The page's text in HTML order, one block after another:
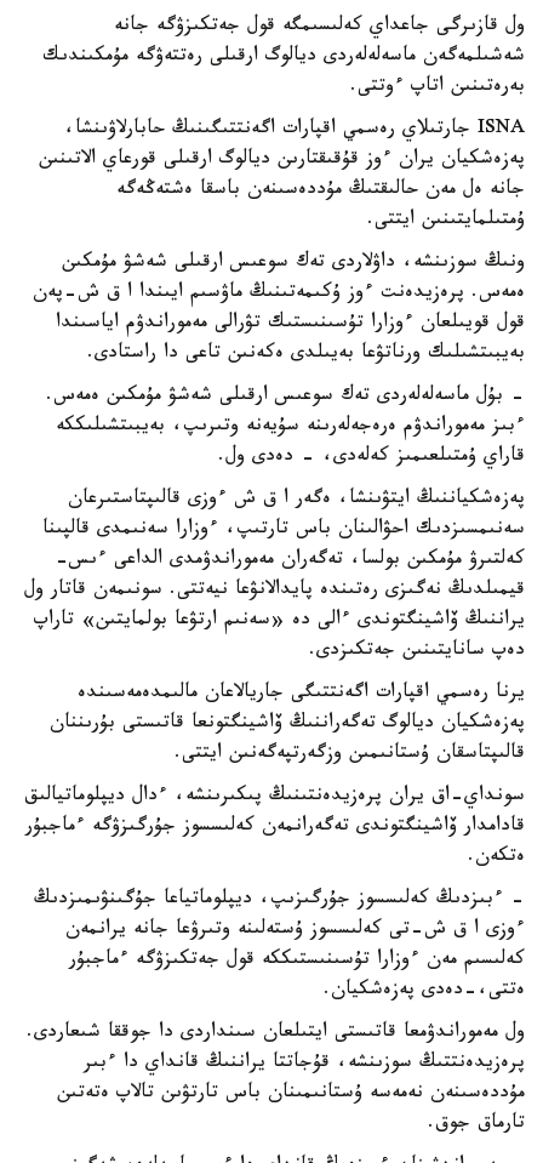
ول قازىرگى جاعداي كەلىسىمگە قول جەتكىزۋگە جانە
شەشىلمەگەن ماسەلەلەردى ديالوگ ارقىلى رەتتەۋگە مۇمكىندىك
بەرەتىنىن اتاپ ءوتتى.
ISNA جارتىلاي رەسمي اقپارات اگەنتتىگىنىڭ حابارلاۋىنشا،
پەزەشكيان يران ءوز قۇقىقتارىن ديالوگ ارقىلى قورعاي الاتىنىن
جانە ەل مەن حالىقتىڭ مۇددەسىنەن باسقا ەشتەڭەگە
ۇمتىلمايتىنىن ايتتى.
ونىڭ سوزىنشە، داۋلاردى تەك سوعىس ارقىلى شەشۋ مۇمكىن
ەمەس. پرەزيدەنت ءوز ۇكىمەتىنىڭ ماۋسىم ايىندا ا ق ش-پەن
قول قويىلعان ءوزارا تۇسىنىستىك تۋرالى مەموراندۋم اياسىندا
بەيبىتشىلىك ورناتۋعا بەيىلدى ەكەنىن تاعى دا راستادى.
- بۇل ماسەلەلەردى تەك سوعىس ارقىلى شەشۋ مۇمكىن ەمەس.
ءبىز مەموراندۋم ەرەجەلەرىنە سۇيەنە وتىرىپ، بەيبىتشىلىككە
قاراي ۇمتىلعىمىز كەلەدى، - دەدى ول.
پەزەشكياننىڭ ايتۋىنشا، ەگەر ا ق ش ءوزى قالىپتاستىرعان
سەنىمسىزدىك احۋالىنان باس تارتىپ، ءوزارا سەنىمدى قالپىنا
كەلتىرۋ مۇمكىن بولسا، تەگەران مەموراندۋمدى الداعى ءىس-
قيمىلدىڭ نەگىزى رەتىندە پايدالانۋعا نيەتتى. سونىمەن قاتار ول
يراننىڭ ۆاشينگتوندى ءالى دە «سەنىم ارتۋعا بولمايتىن» تاراپ
دەپ سانايتىنىن جەتكىزدى.
يرنا رەسمي اقپارات اگەنتتىگى جاريالاعان مالىمدەمەسىندە
پەزەشكيان ديالوگ تەگەراننىڭ ۆاشينگتونعا قاتىستى بۇرىننان
قالىپتاسقان ۇستانىمىن وزگەرتپەگەنىن ايتتى.
سونداي-اق يران پرەزيدەنتىنىڭ پىكىرىنشە، ءدال ديپلوماتيالىق
قادامدار ۆاشينگتوندى تەگەرانمەن كەلىسسوز جۇرگىزۋگە ءماجبۇر
ەتكەن.
- ءبىزدىڭ كەلىسسوز جۇرگىزىپ، ديپلوماتياعا جۇگىنۋىمىزدىڭ
ءوزى ا ق ش-تى كەلىسسوز ۇستەلىنە وتىرۋعا جانە يرانمەن
كەلىسىم مەن ءوزارا تۇسىنىستىككە قول جەتكىزۋگە ءماجبۇر
ەتتى،-دەدى پەزەشكيان.
ول مەموراندۋمعا قاتىستى ايتىلعان سىنداردى دا جوققا شىعاردى.
پرەزيدەنتتىڭ سوزىنشە، قۇجاتتا يراننىڭ قانداي دا ءبىر
مۇددەسىنەن نەمەسە ۇستانىمىنان باس تارتۋىن تالاپ ەتەتىن
تارماق جوق.